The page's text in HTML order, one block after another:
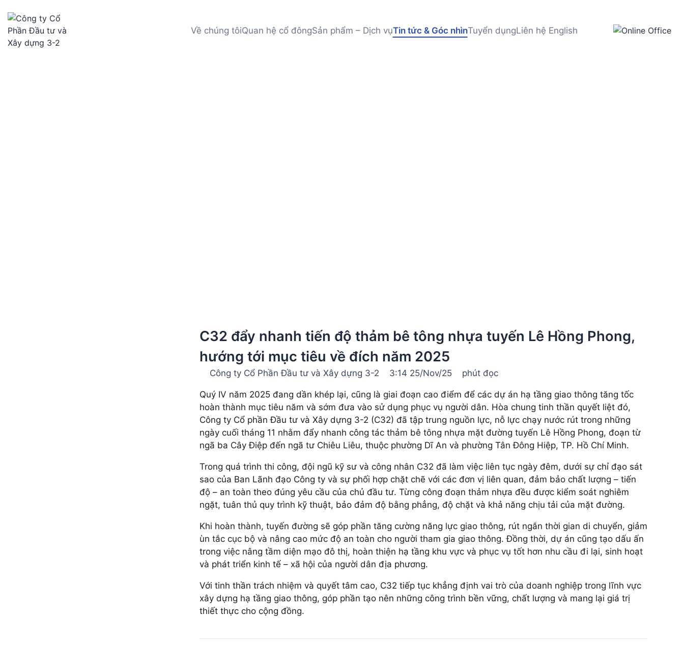
Về chúng tôiQuan hệ cổ đôngSản phẩm – Dịch vụTin tức & Góc nhìnTuyển dụngLiên hệ English
C32 đẩy nhanh tiến độ thảm bê tông nhựa tuyến Lê Hồng Phong,
hướng tới mục tiêu về đích năm 2025
Công ty Cổ Phần Đầu tư và Xây dựng 3-2 3:14 25/Nov/25 phút đọc
Quý IV năm 2025 đang dần khép lại, cũng là giai đoạn cao điểm để các dự án hạ tầng giao thông tăng tốc
hoàn thành mục tiêu năm và sớm đưa vào sử dụng phục vụ người dân. Hòa chung tinh thần quyết liệt đó,
Công ty Cổ phần Đầu tư và Xây dựng 3-2 (C32) đã tập trung nguồn lực, nỗ lực chạy nước rút trong những
ngày cuối tháng 11 nhằm đẩy nhanh công tác thảm bê tông nhựa mặt đường tuyến Lê Hồng Phong, đoạn từ
ngã ba Cây Điệp đến ngã tư Chiêu Liêu, thuộc phường Dĩ An và phường Tân Đông Hiệp, TP. Hồ Chí Minh.
Trong quá trình thi công, đội ngũ kỹ sư và công nhân C32 đã làm việc liên tục ngày đêm, dưới sự chỉ đạo sát
sao của Ban Lãnh đạo Công ty và sự phối hợp chặt chẽ với các đơn vị liên quan, đảm bảo chất lượng – tiến
độ – an toàn theo đúng yêu cầu của chủ đầu tư. Từng công đoạn thảm nhựa đều được kiểm soát nghiêm
ngặt, tuân thủ quy trình kỹ thuật, bảo đảm độ bằng phẳng, độ chặt và khả năng chịu tải của mặt đường.
Khi hoàn thành, tuyến đường sẽ góp phần tăng cường năng lực giao thông, rút ngắn thời gian di chuyển, giảm
ùn tắc cục bộ và nâng cao mức độ an toàn cho người tham gia giao thông. Đồng thời, dự án cũng tạo dấu ấn
trong việc nâng tầm diện mạo đô thị, hoàn thiện hạ tầng khu vực và phục vụ tốt hơn nhu cầu đi lại, sinh hoạt
và phát triển kinh tế – xã hội của người dân địa phương.
Với tinh thần trách nhiệm và quyết tâm cao, C32 tiếp tục khẳng định vai trò của doanh nghiệp trong lĩnh vực
xây dựng hạ tầng giao thông, góp phần tạo nên những công trình bền vững, chất lượng và mang lại giá trị
thiết thực cho cộng đồng.